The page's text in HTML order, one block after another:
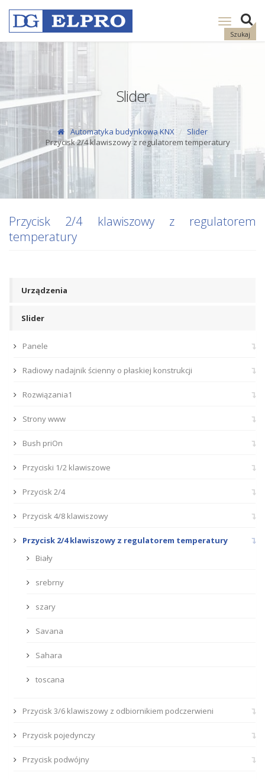
Szukaj
Pokaż
nawigację
Slider
Automatyka budynkowa KNX
Slider
Przycisk 2/4 klawiszowy z regulatorem temperatury
Przycisk 2/4 klawiszowy z regulatorem
temperatury
Urządzenia
Slider
Panele
Radiowy nadajnik ścienny o płaskiej konstrukcji
Rozwiązania1
Strony www
Bush priOn
Przyciski 1/2 klawiszowe
Przycisk 2/4
Przycisk 4/8 klawiszowy
Przycisk 2/4 klawiszowy z regulatorem temperatury
Biały
srebrny
szary
Savana
Sahara
toscana
Przycisk 3/6 klawiszowy z odbiornikiem podczerwieni
Przycisk pojedynczy
Przycisk podwójny